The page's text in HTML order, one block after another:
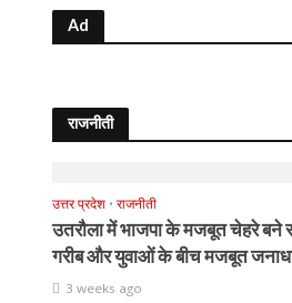
Ad
राजनीती
उत्तर प्रदेश • राजनीती
उतरौला में भाजपा के मजबूत चेहरे बने
गरीब और युवाओं के बीच मजबूत
3 weeks ago